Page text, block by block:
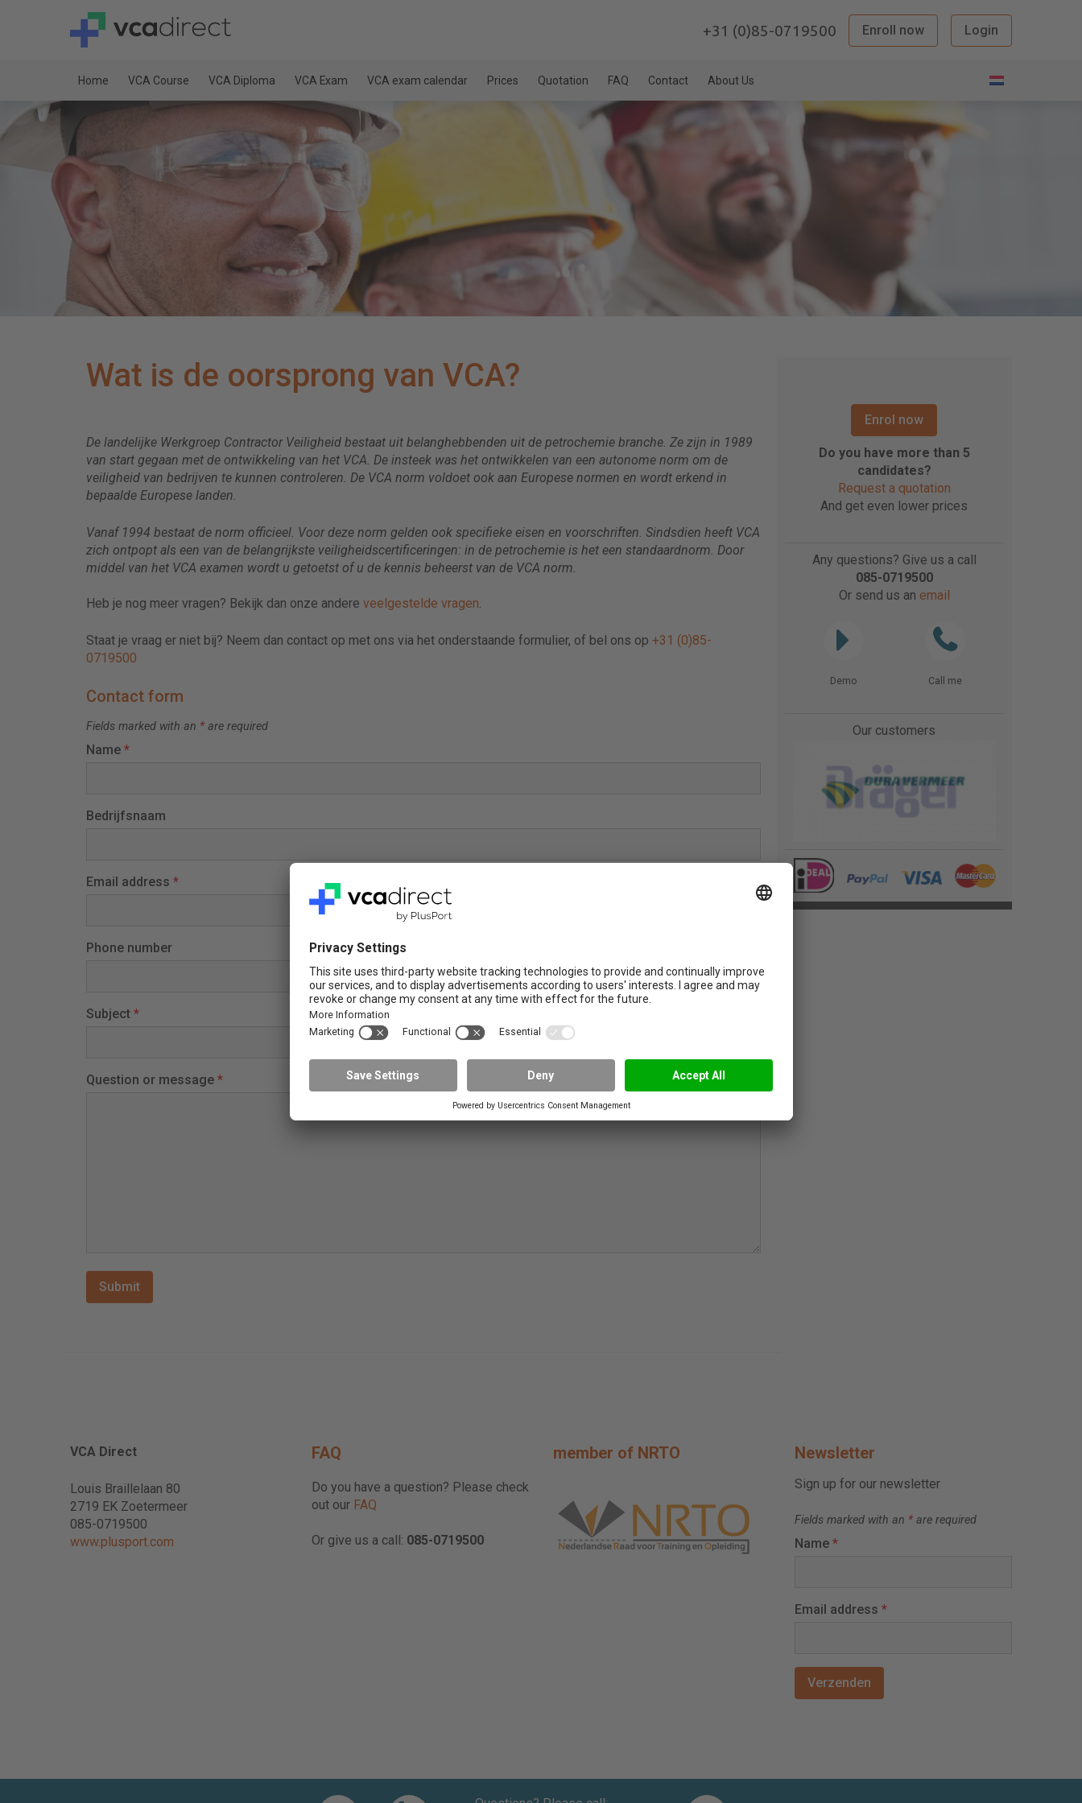
+31 (0)85-0719500 Enroll now Login
Home VCA Course VCA Diploma VCA Exam VCA exam calendar Prices Quotation FAQ Contact About Us
Wat is de oorsprong van VCA?
De landelijke Werkgroep Contractor Veiligheid bestaat uit belanghebbenden uit de petrochemie branche. Ze zijn in 1989
van start gegaan met de ontwikkeling van het VCA. De insteek was het ontwikkelen van een autonome norm om de
veiligheid van bedrijven te kunnen controleren. De VCA norm voldoet ook aan Europese normen en wordt erkend in
bepaalde Europese landen.
Vanaf 1994 bestaat de norm officieel. Voor deze norm gelden ook specifieke eisen en voorschriften. Sindsdien heeft VCA
zich ontpopt als een van de belangrijkste veiligheidscertificeringen: in de petrochemie is het een standaardnorm. Door
middel van het VCA examen wordt u getoetst of u de kennis beheerst van de VCA norm.
Heb je nog meer vragen? Bekijk dan onze andere veelgestelde vragen.
Staat je vraag er niet bij? Neem dan contact op met ons via het onderstaande formulier, of bel ons op +31 (0)85-
0719500
Contact form
Fields marked with an * are required
Name *
Bedrijfsnaam
Email address *
Phone number
Subject *
Question or message *
Enrol now
Do you have more than 5
candidates?
Request a quotation
And get even lower prices
Any questions? Give us a call
085-0719500
Or send us an email
Demo Call me
Our customers
VCA Direct
Louis Braillelaan 80
2719 EK Zoetermeer
085-0719500
www.plusport.com
FAQ
Do you have a question? Please check
out our FAQ
Or give us a call: 085-0719500
member of NRTO Newsletter
Sign up for our newsletter
Fields marked with an * are required
Name *
Email address *